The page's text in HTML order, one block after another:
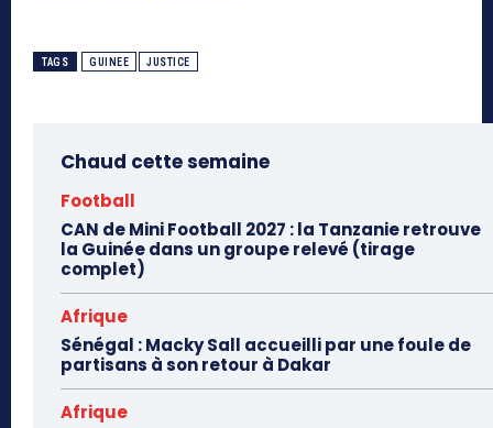
TAGS GUINEE JUSTICE
Chaud cette semaine
Football
CAN de Mini Football 2027 : la Tanzanie retrouve
la Guinée dans un groupe relevé (tirage
complet)
Afrique
Sénégal : Macky Sall accueilli par une foule de
partisans à son retour à Dakar
Afrique